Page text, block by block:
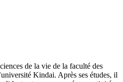
de la vie de la faculté des
Kindai. Après ses études, il